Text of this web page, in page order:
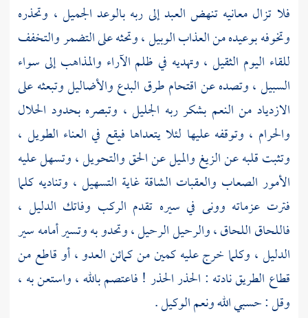
فلا تزال معانيه تنهض العبد إلى ربه بالوعد الجميل ، وتحذره
وتخوفه بوعيده من العذاب الوبيل ، وتحثه على التضمر والتخفف
للقاء اليوم الثقيل ، وتهديه في ظلم الآراء والمذاهب إلى سواء
السبيل ، وتصده عن اقتحام طرق البدع والأضاليل وتبعثه على
الازدياد من النعم بشكر ربه الجليل ، وتبصره بحدود الحلال
والحرام ، وتوقفه عليها لئلا يتعداها فيقع في العناء الطويل ،
وتثبت قلبه عن الزيغ والميل عن الحق والتحويل ، وتسهل عليه
الأمور الصعاب والعقبات الشاقة غاية التسهيل ، وتناديه كلما
فترت عزماته وونى في سيره تقدم الركب وفاتك الدليل ،
فاللحاق اللحاق ، والرحيل الرحيل ، وتحدو به وتسير أمامه سير
الدليل ، وكلما خرج عليه كمين من كمائن العدو ، أو قاطع من
قطاع الطريق نادته : الحذر الحذر ! فاعتصم بالله ، واستعن به ،
وقل : حسبي الله ونعم الوكيل .